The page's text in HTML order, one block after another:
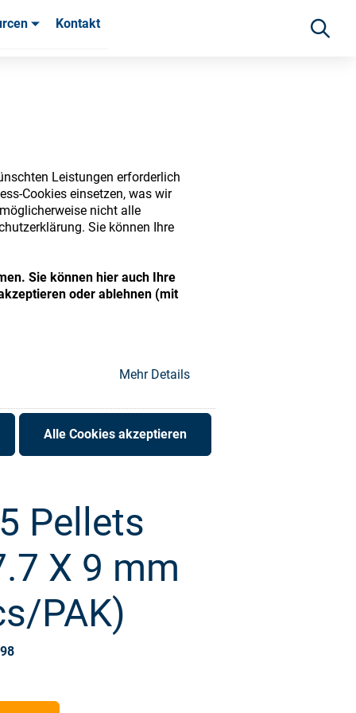
Leistungen erforderlich
Cookies einsetzen, was wir
nicht alle
Sie können Ihre
Sie können hier auch Ihre
oder ablehnen (mit
Mehr Details
Alle Cookies akzeptieren
Kontakt
range of ophthalmic
Pellets
X 9 mm
PAK)